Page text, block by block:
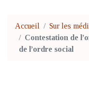
Accueil
Sur les
Contestation de
de l’ordre social